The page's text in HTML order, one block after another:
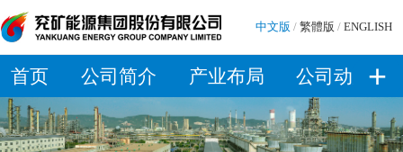
中文版 / 繁體版 / ENGLISH
首页 公司简介 产业布局 公司动态+